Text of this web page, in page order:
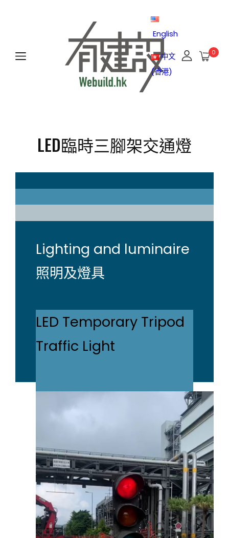
English
中文
(香港)
0
LED臨時三腳架交通燈
Lighting and luminaire
照明及燈具
LED Temporary Tripod
Traffic Light